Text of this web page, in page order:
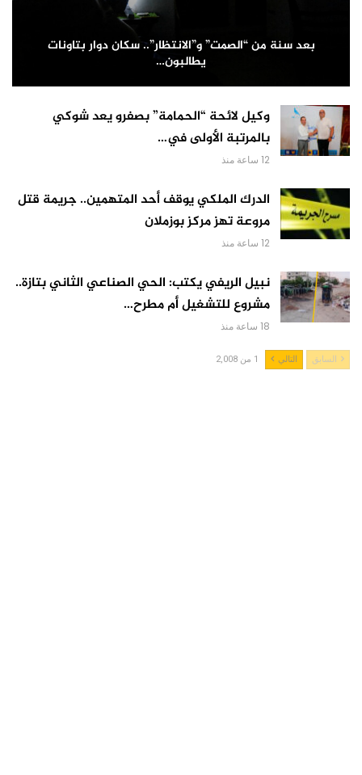
بعد سنة من “الصمت” و”الانتظار”.. سكان دوار بتاونات
يطالبون…
وكيل لائحة “الحمامة” بصفرو يعد شوكي
بالمرتبة الأولى في…
12 ساعة منذ
الدرك الملكي يوقف أحد المتهمين.. جريمة قتل
مروعة تهز مركز بوزملان
12 ساعة منذ
نبيل الريفي يكتب: الحي الصناعي الثاني بتازة..
مشروع للتشغيل أم مطرح…
18 ساعة منذ
السابق التالي 1 من 2,008